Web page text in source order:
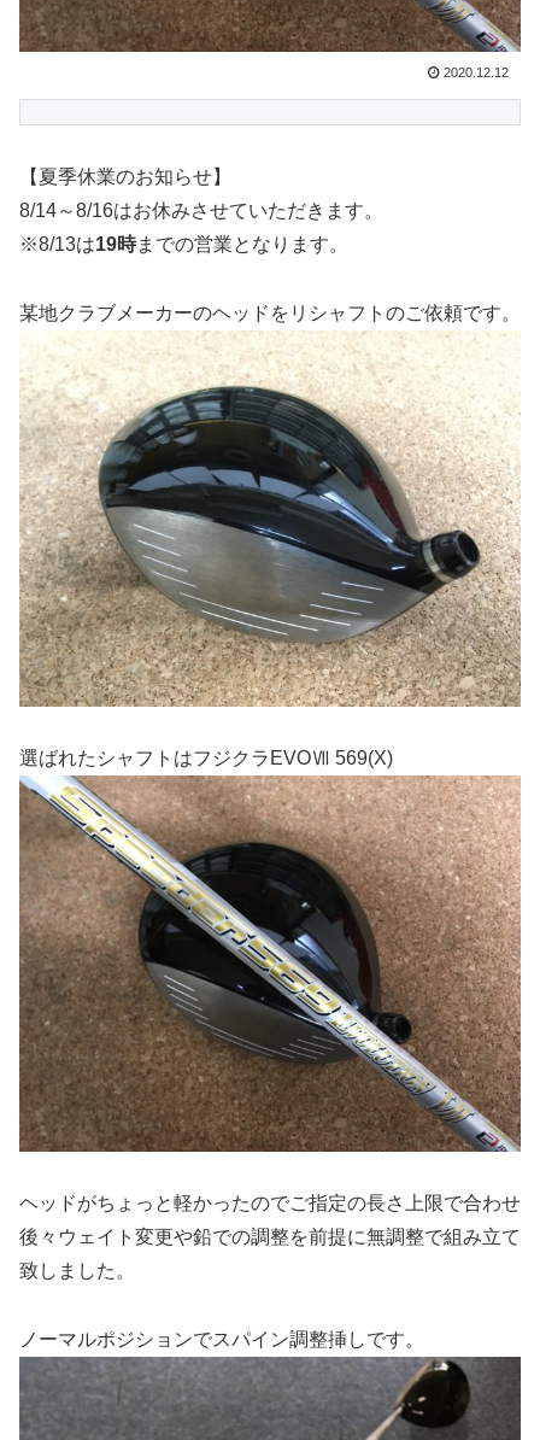
2020.12.12
【夏季休業のお知らせ】
8/14～8/16はお休みさせていただきます。
※8/13は19時までの営業となります。
某地クラブメーカーのヘッドをリシャフトのご依頼です。
選ばれたシャフトはフジクラEVOⅦ 569(X)
ヘッドがちょっと軽かったのでご指定の長さ上限で合わせ
後々ウェイト変更や鉛での調整を前提に無調整で組み立て
致しました。
ノーマルポジションでスパイン調整挿しです。